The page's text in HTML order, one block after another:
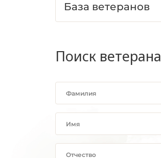
База ветеранов
Поиск ветерана